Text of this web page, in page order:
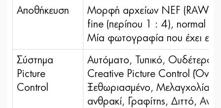
Αποθήκευση
Μορφή αρχείων NEF (RAW):
fine (περίπου 1 : 4), normal
Μία φωτογραφία που έχει
Σύστημα
Picture
Control
Αυτόματο, Τυπικό,
Creative Picture Control
Ξεθωριασμένο, Μελαγχολία,
ανθρακί, Γραφίτης, Διττό,